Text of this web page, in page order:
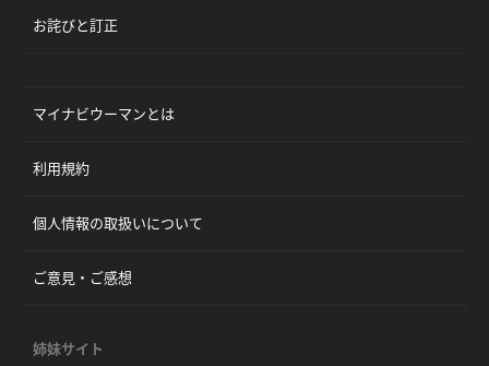
お詫びと訂正
マイナビウーマンとは
利用規約
個人情報の取扱いについて
ご意見・ご感想
姉妹サイト